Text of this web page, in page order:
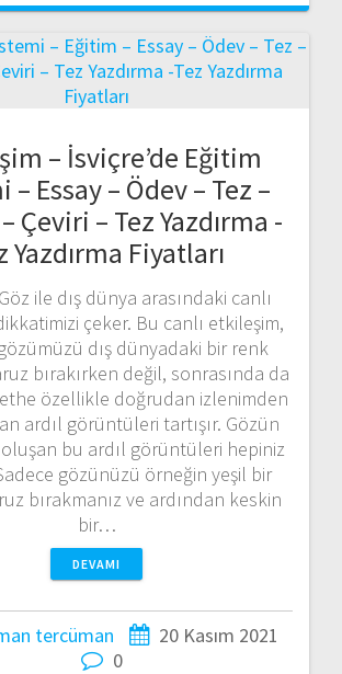
– İsviçre’de Eğitim
– Essay – Ödev – Tez –
Çeviri – Tez Yazdırma -
Yazdırma Fiyatları
ile dış dünya arasındaki canlı
çeker. Bu canlı etkileşim,
dış dünyadaki bir renk
bırakırken değil, sonrasında da
özellikle doğrudan izlenimden
ardıl görüntüleri tartışır. Gözün
bu ardıl görüntüleri hepiniz
gözünüzü örneğin yeşil bir
bırakmanız ve ardından keskin
bir…
DEVAMI
tercüman
20 Kasım 2021
0